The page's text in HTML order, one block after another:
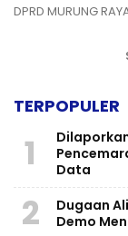
DPRD MURUNG
TERPOPULER
1
Data
2
Dugaan
Demo